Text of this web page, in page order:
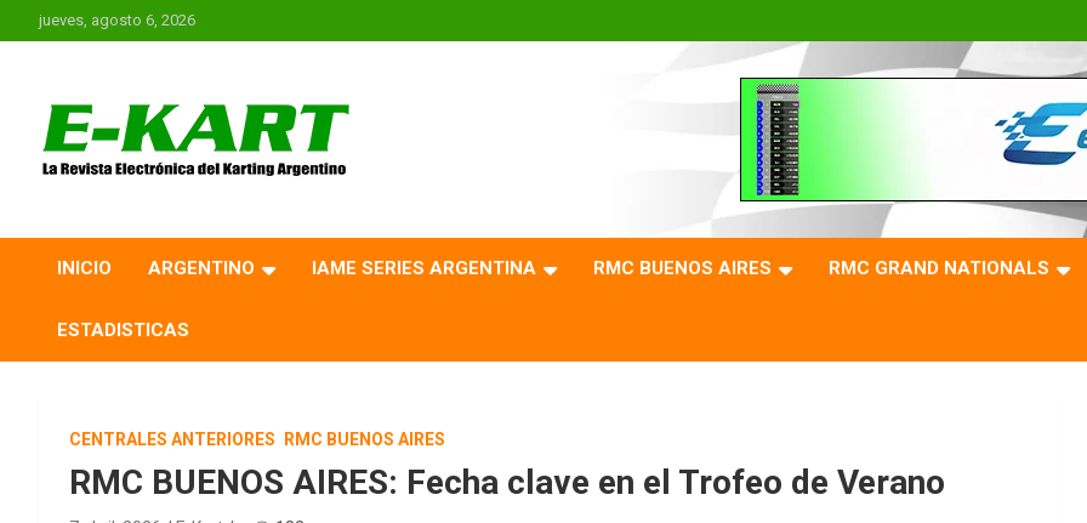
Saltar
al
jueves, agosto 6, 2026
Revista Electrónica del
Karting en Argentina
INICIO ARGENTINO IAME SERIES ARGENTINA RMC BUENOS AIRES RMC GRAND NATIONALS
ESTADISTICAS
CENTRALES ANTERIORES RMC BUENOS AIRES
RMC BUENOS AIRES: Fecha clave en el Trofeo de Verano